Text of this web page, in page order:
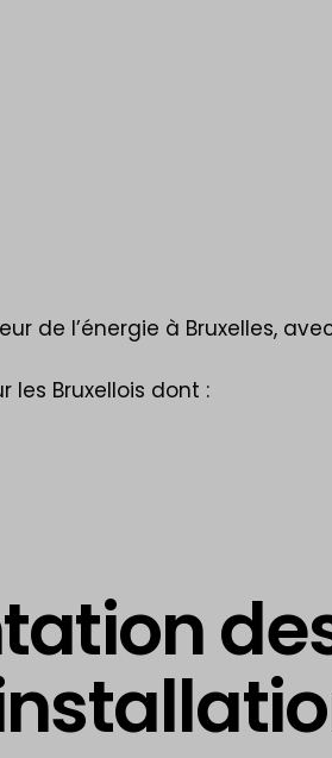
de l’énergie à Bruxelles,
Bruxellois dont :